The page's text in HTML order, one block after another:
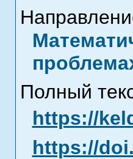
Полный
https://
https://